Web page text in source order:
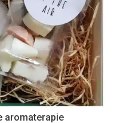
aromaterapie